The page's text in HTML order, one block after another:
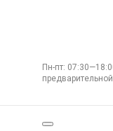
Пн-пт: